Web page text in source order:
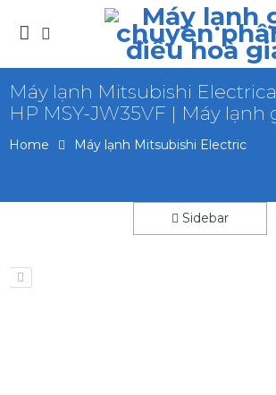
Máy lạnh Mitsubishi
HP MSY-JW35VF | Máy lạnh
Home Máy lạnh Mitsubishi Electric
Sidebar